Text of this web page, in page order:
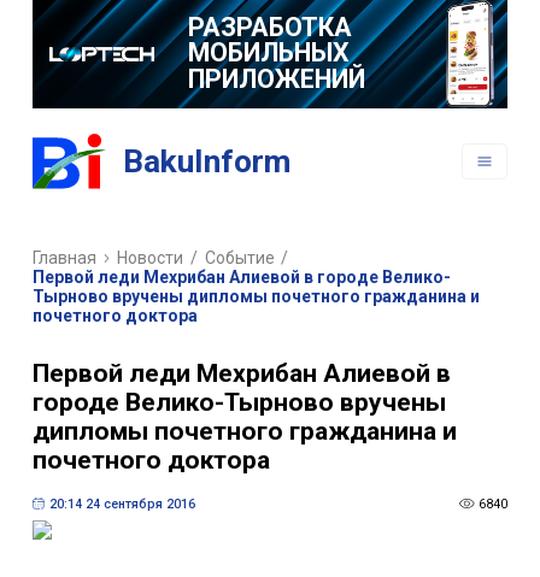
РАЗРАБОТКА
МОБИЛЬНЫХ
ПРИЛОЖЕНИЙ
BakuInform
Главная Новости / Событие /
Первой леди Мехрибан Алиевой в городе Велико-
Тырново вручены дипломы почетного гражданина и
почетного доктора
Первой леди Мехрибан Алиевой в
городе Велико-Тырново вручены
дипломы почетного гражданина и
почетного доктора
20:14 24 сентября 2016 6840